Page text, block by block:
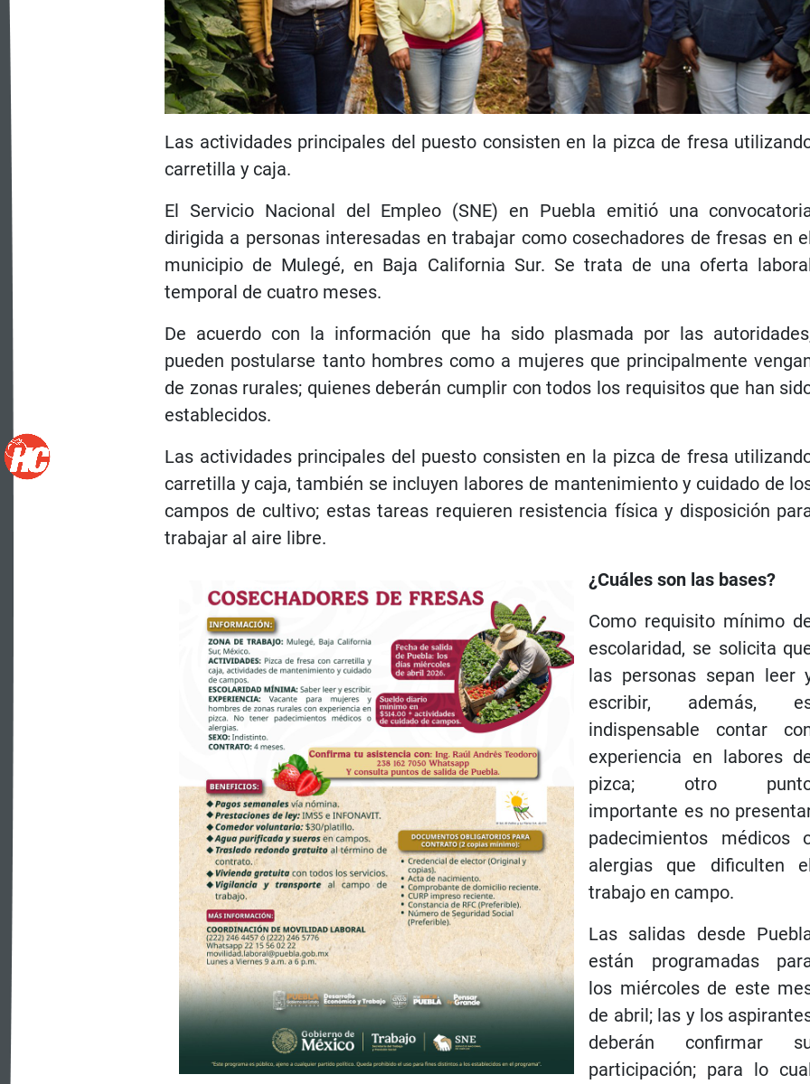
Las actividades principales del puesto consisten en la pizca de fresa
carretilla y caja.
El Servicio Nacional del Empleo (SNE) en Puebla emitió una
dirigida a personas interesadas en trabajar como cosechadores de fresas en
municipio de Mulegé, en Baja California Sur. Se trata de una oferta
temporal de cuatro meses.
De acuerdo con la información que ha sido plasmada por las
pueden postularse tanto hombres como a mujeres que principalmente
de zonas rurales; quienes deberán cumplir con todos los requisitos que han
establecidos.
Las actividades principales del puesto consisten en la pizca de fresa
carretilla y caja, también se incluyen labores de mantenimiento y cuidado de
campos de cultivo; estas tareas requieren resistencia física y disposición
trabajar al aire libre.
¿Cuáles son las bases?
Como requisito mínimo
escolaridad, se solicita
las personas sepan leer
escribir, además,
indispensable contar
experiencia en labores
pizca; otro
importante es no
padecimientos médicos
alergias que dificulten
trabajo en campo.
Las salidas desde
están programadas
los miércoles de este
de abril; las y los
deberán confirmar
participación; para lo